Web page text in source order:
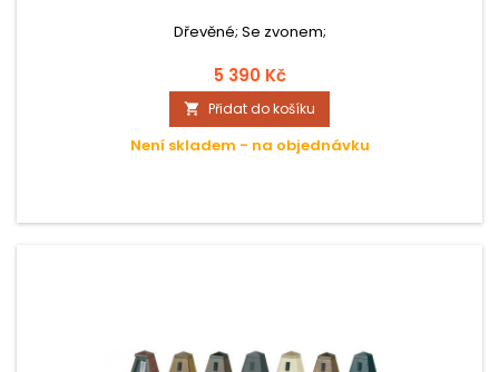
Dřevěné; Se zvonem;
5 390 Kč
 Přidat do košíku
Není skladem - na objednávku